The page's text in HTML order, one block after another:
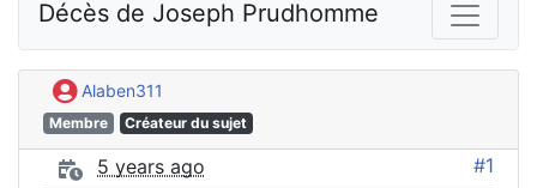
Décès de Joseph Prudhomme
Alaben311
Membre Créateur du sujet
5 years ago #1